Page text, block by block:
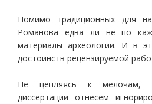
Помимо традиционных для
Романова едва ли не по
материалы археологии. И в
достоинств рецензируемой
Не цепляясь к мелочам,
диссертации отнесем